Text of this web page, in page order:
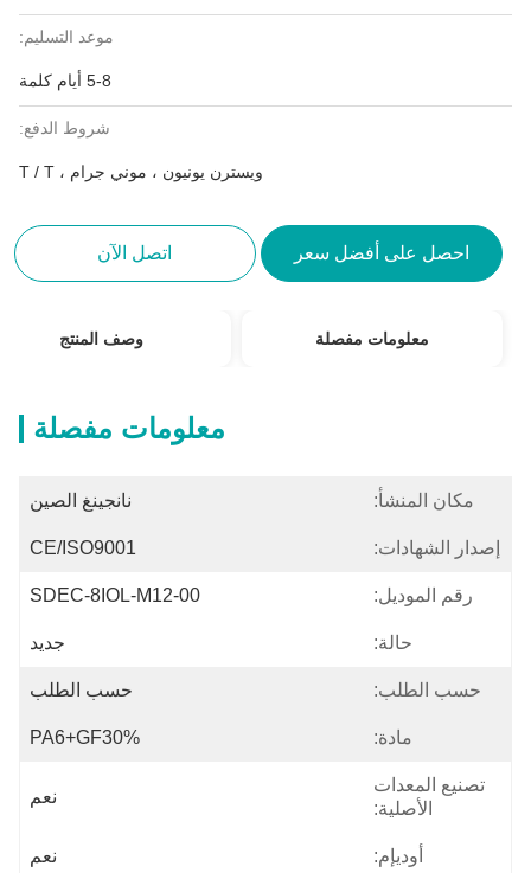
موعد التسليم:
5-8 أيام كلمة
شروط الدفع:
ويسترن يونيون ، موني جرام ، T / T
احصل على أفضل سعر اتصل الآن
معلومات مفصلة وصف المنتج
معلومات مفصلة
مكان المنشأ: نانجينغ الصين
إصدار الشهادات: CE/ISO9001
رقم الموديل: SDEC-8IOL-M12-00
حالة: جديد
حسب الطلب: حسب الطلب
مادة: PA6+GF30%
تصنيع المعدات
الأصلية:
نعم
أوديإم: نعم